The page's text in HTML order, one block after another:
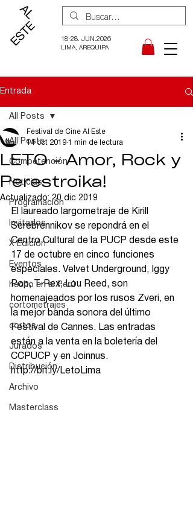
18-28. JUN.2026
LIMA, AREQUIPA
Entrada
All Posts
Competención
Noticias
Programación
Invitados
X Edición
Eventos
hecho en el Perú
cortometrajes
cortos
Jurados
Distribución
Archivo
Masterclass
All Posts
LETO - Amor, Rock y
Perestroika!
Festival de Cine Al Este
14 oct 2019
1 min de lectura
Actualizado: 20 dic 2019
El laureado largometraje de Kirill
Serebrennikov se repondrá en el
Centro Cultural de la PUCP desde este
17 de octubre en cinco funciones
especiales. Velvet Underground, Iggy
Pop, T-Rex, Lou Reed, son
homenajeados por los rusos Zveri, en
la mejor banda sonora del último
Festival de Cannes. Las entradas
están a la venta en la boletería del
CCPUCP y en Joinnus.
http://bit.ly/LetoLima